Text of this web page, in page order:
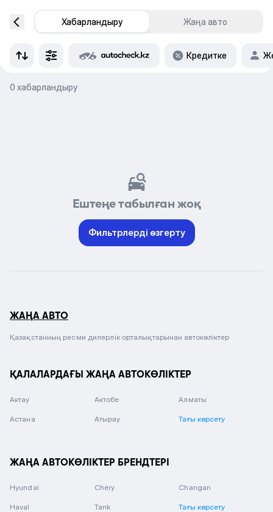
Хабарландыру Жаңа авто
Кредитке
0 хабарландыру
Ештеңе табылған жоқ
Фильтрлерді өзгерту
ЖАҢА АВТО
Қазақстанның ресми дилерлік орталықтарынан автокөліктер
ҚАЛАЛАРДАҒЫ ЖАҢА АВТОКӨЛІКТЕР
Актау Актобе Алматы
Астана Атырау Тағы көрсету
ЖАҢА АВТОКӨЛІКТЕР БРЕНДТЕРІ
Hyundai Chery Changan
Haval Tank Тағы көрсету